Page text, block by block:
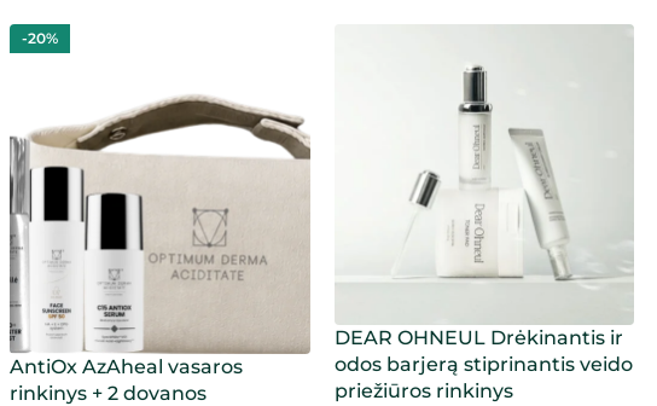
-20%
AntiOx AzAheal vasaros
rinkinys + 2 dovanos
DEAR OHNEUL Drėkinantis ir
odos barjerą stiprinantis veido
priežiūros rinkinys